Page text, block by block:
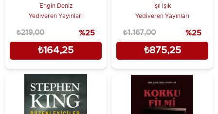
Engin Deniz
Yediveren Yayınları
₺164,25
₺219,00 %25
Işıl Işık
Yediveren Yayınları
₺875,25
₺1.167,00 %25